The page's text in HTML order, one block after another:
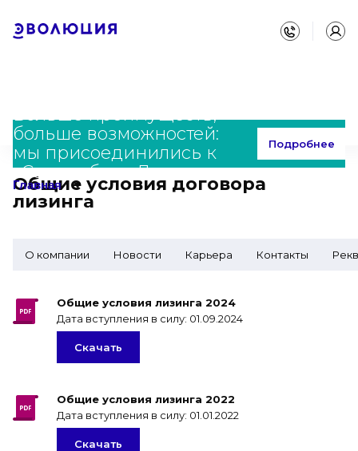
Больше преимуществ,
больше возможностей:
мы присоединились к
«Совкомбанк Лизинг»
Подробнее
Главная
Главная
О компании
Общие условия договора лизинга
Общие условия договора
лизинга
О компании Новости Карьера Контакты
Общие условия лизинга 2024
Дата вступления в силу: 01.09.2024
Скачать
Общие условия лизинга 2022
Дата вступления в силу: 01.01.2022
Скачать